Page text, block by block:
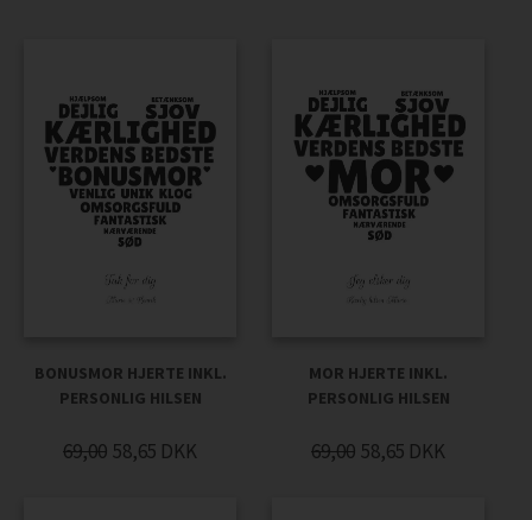
BONUSMOR HJERTE INKL.
PERSONLIG HILSEN
69,00 58,65 DKK
MOR HJERTE INKL.
PERSONLIG HILSEN
69,00 58,65 DKK